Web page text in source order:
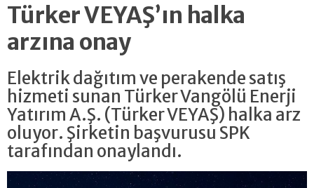
Türker VEYAŞ’ın halka
arzına onay
Elektrik dağıtım ve perakende satış
hizmeti sunan Türker Vangölü Enerji
Yatırım A.Ş. (Türker VEYAŞ) halka arz
oluyor. Şirketin başvurusu SPK
tarafından onaylandı.